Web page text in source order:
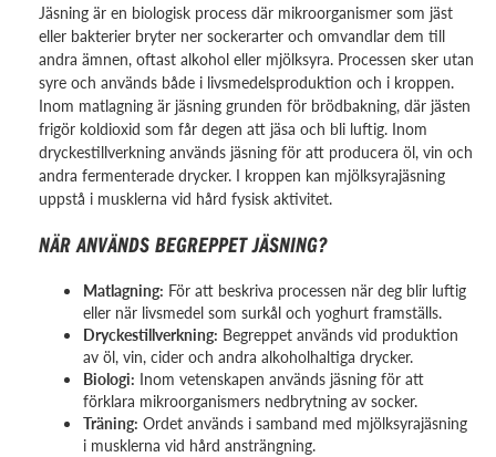
Jäsning är en biologisk process där mikroorganismer som jäst
eller bakterier bryter ner sockerarter och omvandlar dem till
andra ämnen, oftast alkohol eller mjölksyra. Processen sker utan
syre och används både i livsmedelsproduktion och i kroppen.
Inom matlagning är jäsning grunden för brödbakning, där jästen
frigör koldioxid som får degen att jäsa och bli luftig. Inom
dryckestillverkning används jäsning för att producera öl, vin och
andra fermenterade drycker. I kroppen kan mjölksyrajäsning
uppstå i musklerna vid hård fysisk aktivitet.
NÄR ANVÄNDS BEGREPPET JÄSNING?
Matlagning: För att beskriva processen när deg blir luftig
eller när livsmedel som surkål och yoghurt framställs.
Dryckestillverkning: Begreppet används vid produktion
av öl, vin, cider och andra alkoholhaltiga drycker.
Biologi: Inom vetenskapen används jäsning för att
förklara mikroorganismers nedbrytning av socker.
Träning: Ordet används i samband med mjölksyrajäsning
i musklerna vid hård ansträngning.